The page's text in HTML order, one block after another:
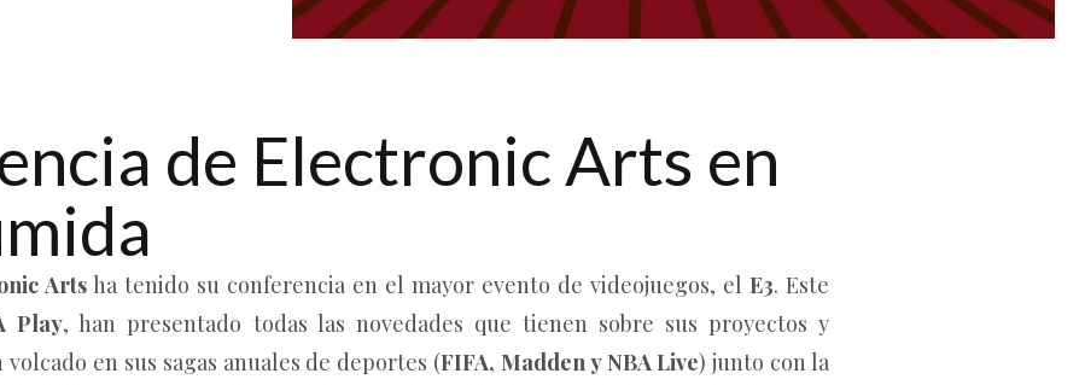
de Electronic Arts en
Arts ha tenido su conferencia en el mayor evento de videojuegos, el E3. Este
Play, han presentado todas las novedades que tienen sobre sus proyectos y
volcado en sus sagas anuales de deportes (FIFA, Madden y NBA Live) junto con la